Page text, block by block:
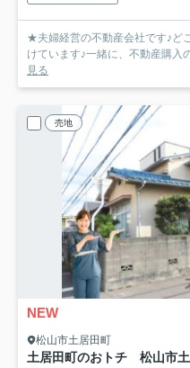
★夫婦経営の不動産会社です♪ど
けています♪一緒に、不動産購入
見る
売地
NEW
松山市土居田町
土居田町のおトチ 松山市